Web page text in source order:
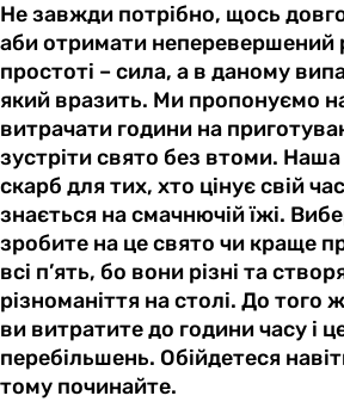
Не завжди потрібно, щось
аби отримати неперевершений
простоті – сила, а в даному
який вразить. Ми пропонуємо
витрачати години на
зустріти свято без втоми. Наша
скарб для тих, хто цінує свій
знається на смачнючій їжі.
зробите на це свято чи краще
всі п’ять, бо вони різні та
різноманіття на столі. До того
ви витратите до години часу і
перебільшень. Обійдетеся
тому починайте.